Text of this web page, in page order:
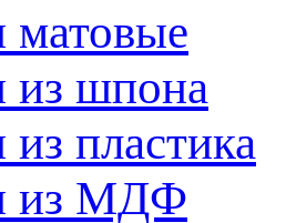
матовые
из шпона
пластика
из МДФ